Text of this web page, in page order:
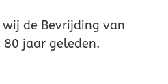
de Bevrijding van
jaar geleden.